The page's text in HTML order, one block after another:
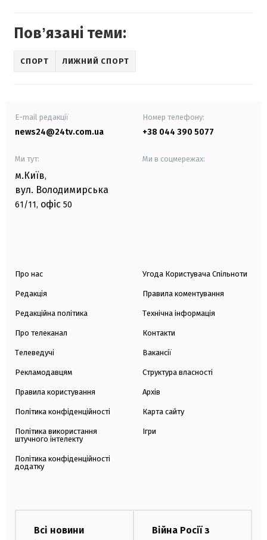
Повʼязані теми:
СПОРТ ЛИЖНИЙ СПОРТ
E-mail редакції
news24@24tv.com.ua
Номер телефону:
+38 044 390 5077
Ми тут:
м.Київ,
вул. Володимирська
61/11, офіс 50
Ми в соцмережах:
Про нас
Редакція
Редакційна політика
Про телеканал
Телеведучі
Рекламодавцям
Правила користування
Політика конфіденційності
Політика використання
штучного інтелекту
Політика конфіденційності
додатку
Угода Користувача Спільноти
Правила коментування
Технічна інформація
Контакти
Вакансії
Структура власності
Архів
Карта сайту
Ігри
Всі новини
Війна Росії з